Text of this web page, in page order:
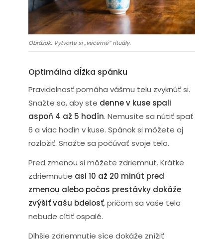
Obrázok: Vytvorte si „večerné“ rituály.
Optimálna dĺžka spánku
Pravidelnosť pomáha vášmu telu zvyknúť si.
Snažte sa, aby ste denne v kuse spali
aspoň 4 až 5 hodín. Nemusíte sa nútiť spať
6 a viac hodín v kuse. Spánok si môžete aj
rozložiť. Snažte sa počúvať svoje telo.
Pred zmenou si môžete zdriemnuť. Krátke
zdriemnutie asi 10 až 20 minút pred
zmenou alebo počas prestávky dokáže
zvýšiť vašu bdelosť, pričom sa vaše telo
nebude cítiť ospalé.
Dlhšie zdriemnutie síce dokáže znížiť